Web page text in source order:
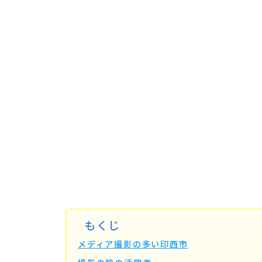
もくじ
メディア撮影の多い印西市